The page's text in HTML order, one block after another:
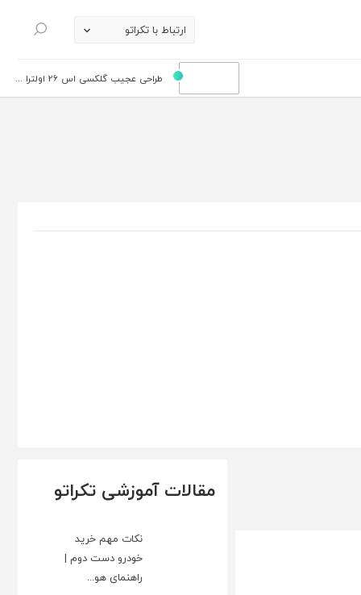
ارتباط با تکراتو
جستجو
طراحی عجیب گلکسی اس 26 اولترا ...
مقالات آموزشی تکراتو
نکات مهم خرید
خودرو دست دوم |
راهنمای هو...